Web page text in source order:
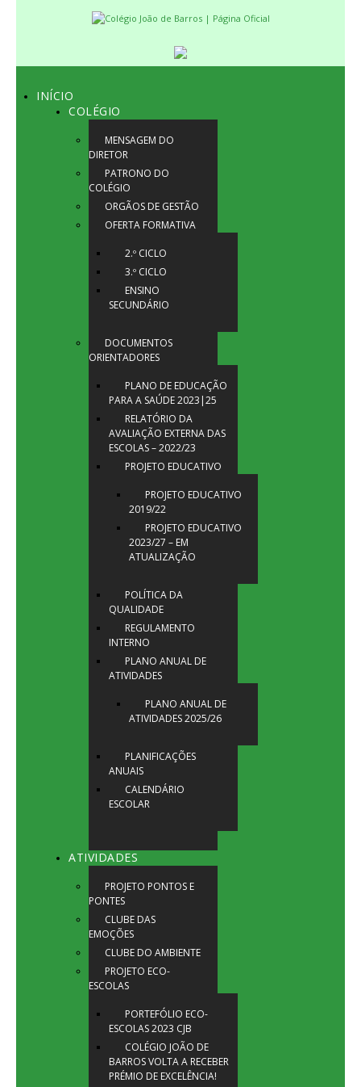
INÍCIO
COLÉGIO
MENSAGEM DO
DIRETOR
PATRONO DO
COLÉGIO
ORGÃOS DE GESTÃO
OFERTA FORMATIVA
2.º CICLO
3.º CICLO
ENSINO
SECUNDÁRIO
DOCUMENTOS
ORIENTADORES
PLANO DE EDUCAÇÃO
PARA A SAÚDE 2023|25
RELATÓRIO DA
AVALIAÇÃO EXTERNA DAS
ESCOLAS – 2022/23
PROJETO EDUCATIVO
PROJETO EDUCATIVO
2019/22
PROJETO EDUCATIVO
2023/27 – EM
ATUALIZAÇÃO
POLÍTICA DA
QUALIDADE
REGULAMENTO
INTERNO
PLANO ANUAL DE
ATIVIDADES
PLANO ANUAL DE
ATIVIDADES 2025/26
PLANIFICAÇÕES
ANUAIS
CALENDÁRIO
ESCOLAR
ATIVIDADES
PROJETO PONTOS E
PONTES
CLUBE DAS
EMOÇÕES
CLUBE DO AMBIENTE
PROJETO ECO-
ESCOLAS
PORTEFÓLIO ECO-
ESCOLAS 2023 CJB
COLÉGIO JOÃO DE
BARROS VOLTA A RECEBER
PRÉMIO DE EXCELÊNCIA!